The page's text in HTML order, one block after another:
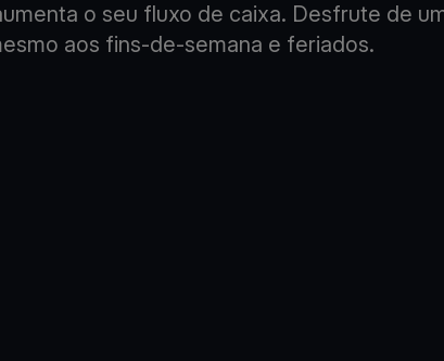
o seu fluxo de caixa. Desfrute de
aos fins-de-semana e feriados.